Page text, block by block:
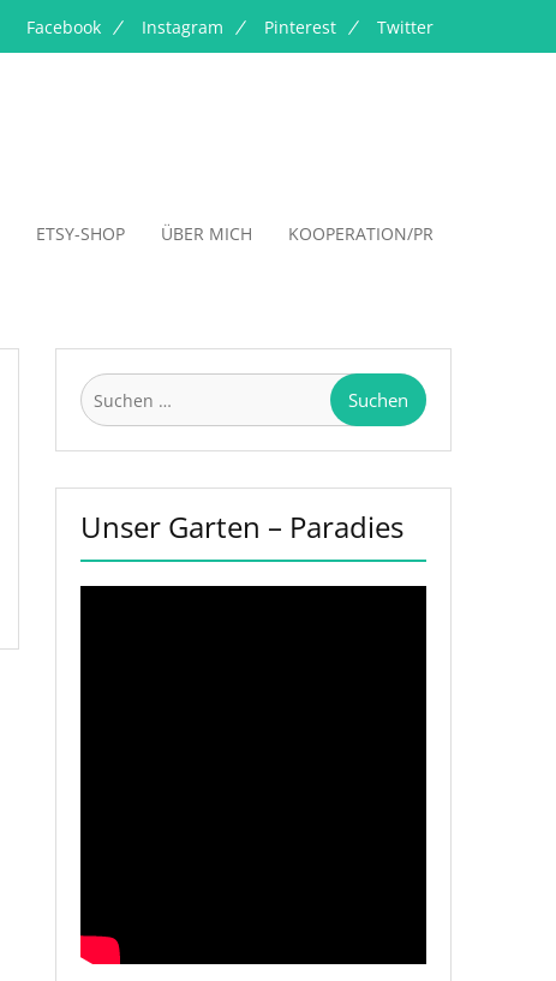
Facebook Instagram Pinterest Twitter
ETSY-SHOP ÜBER MICH KOOPERATION/PR
Suchen
Unser Garten – Paradies